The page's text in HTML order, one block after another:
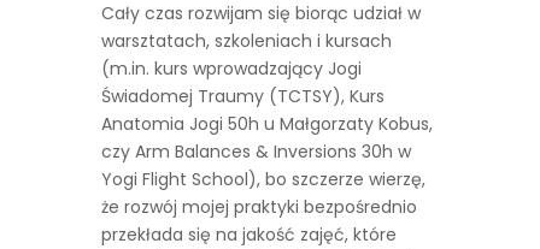
Cały czas rozwijam się biorąc udział w
warsztatach, szkoleniach i kursach
(m.in. kurs wprowadzający Jogi
Świadomej Traumy (TCTSY), Kurs
Anatomia Jogi 50h u Małgorzaty Kobus,
czy Arm Balances & Inversions 30h w
Yogi Flight School), bo szczerze wierzę,
że rozwój mojej praktyki bezpośrednio
przekłada się na jakość zajęć, które